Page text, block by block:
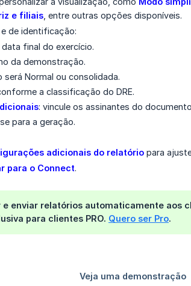
e filiais , entre outras opções disponíveis.
de identificação:
final do exercício.
da demonstração.
será Normal ou consolidada.
a classificação do DRE.
: vincule os assinantes do
para a geração.
adicionais do relatório para
para o Connect.
enviar relatórios automaticamente aos
para clientes PRO. Quero ser Pro.